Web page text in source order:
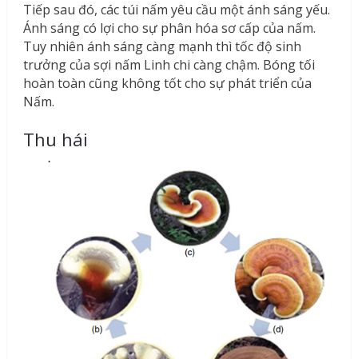
Tiếp sau đó, các túi nấm yêu cầu một ánh sáng yếu.
Ánh sáng có lợi cho sự phân hóa sơ cấp của nấm.
Tuy nhiên ánh sáng càng mạnh thì tốc độ sinh
trưởng của sợi nấm Linh chi càng chậm. Bóng tối
hoàn toàn cũng không tốt cho sự phát triển của
Nấm.
Thu hái